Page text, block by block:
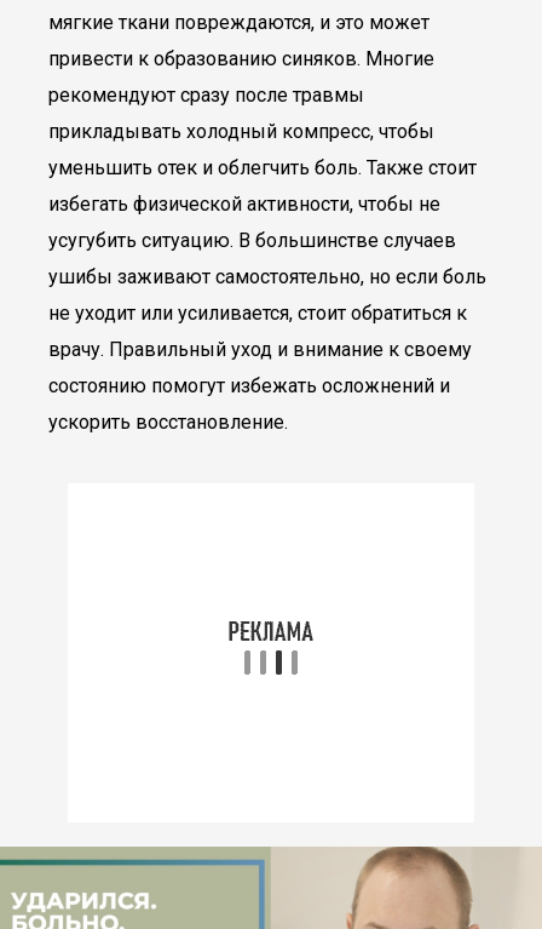
мягкие ткани повреждаются, и это может
привести к образованию синяков. Многие
рекомендуют сразу после травмы
прикладывать холодный компресс, чтобы
уменьшить отек и облегчить боль. Также стоит
избегать физической активности, чтобы не
усугубить ситуацию. В большинстве случаев
ушибы заживают самостоятельно, но если боль
не уходит или усиливается, стоит обратиться к
врачу. Правильный уход и внимание к своему
состоянию помогут избежать осложнений и
ускорить восстановление.